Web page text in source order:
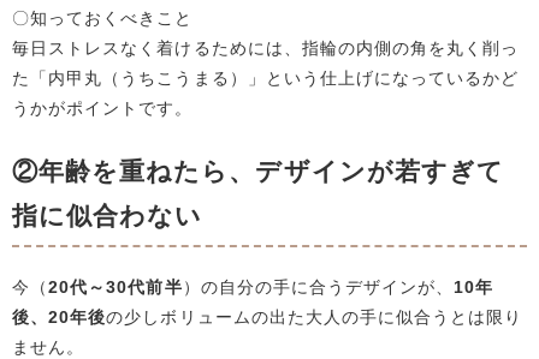
〇知っておくべきこと
毎日ストレスなく着けるためには、指輪の内側の角を丸く削っ
た「内甲丸（うちこうまる）」という仕上げになっているかど
うかがポイントです。
②年齢を重ねたら、デザインが若すぎて
指に似合わない
今（20代～30代前半）の自分の手に合うデザインが、10年
後、20年後の少しボリュームの出た大人の手に似合うとは限り
ません。